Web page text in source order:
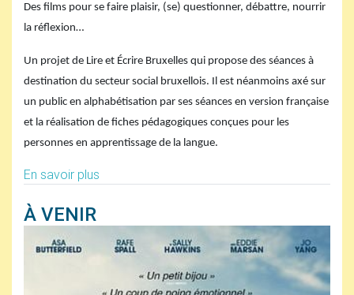
Des films pour se faire plaisir, (se) questionner, débattre, nourrir
la réflexion…
Un projet de Lire et Écrire Bruxelles qui propose des séances à
destination du secteur social bruxellois. Il est néanmoins axé sur
un public en alphabétisation par ses séances en version française
et la réalisation de fiches pédagogiques conçues pour les
personnes en apprentissage de la langue.
En savoir plus
À VENIR